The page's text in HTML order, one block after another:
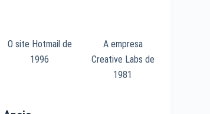
O site Hotmail de
1996
A empresa
Creative Labs de
1981